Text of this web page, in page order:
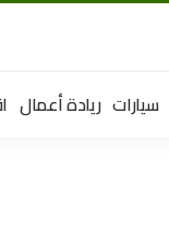
سيارات ريادة أعمال